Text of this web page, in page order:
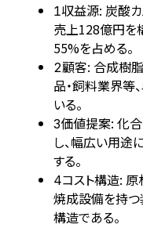
1収益源: 炭酸
売上128億円を
55%を占める。
2顧客: 合成樹脂
品・飼料業界等
いる。
3価値提案: 化
し、幅広い用途
する。
4コスト構造: 原
焼成設備を持
構造である。